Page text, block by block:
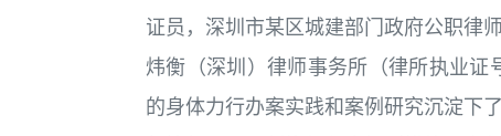
证员，深圳市某区城建部门政府公职律
炜衡（深圳）律师事务所（律所执业
的身体力行办案实践和案例研究沉淀下